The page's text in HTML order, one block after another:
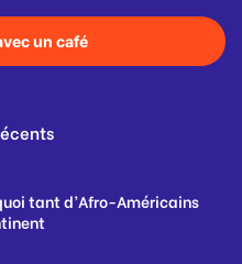
un café
tant d’Afro-Américains